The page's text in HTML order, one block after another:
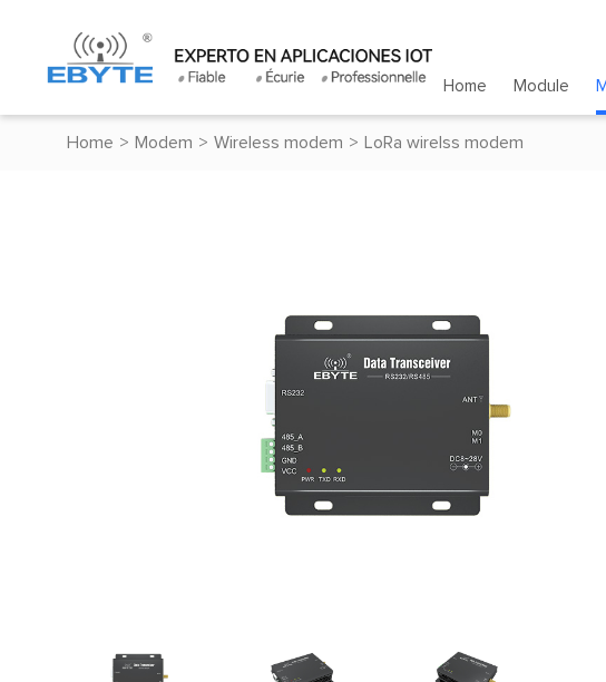
Home Module
Home > Modem > Wireless modem > LoRa wirelss modem